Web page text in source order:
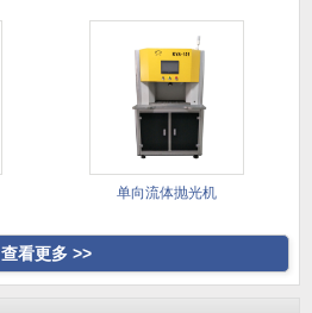
单向流体抛光机
查看更多 >>